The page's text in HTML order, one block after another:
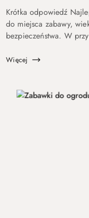
Krótka odpowiedź
do miejsca zabawy,
bezpieczeństwa. W
zasady, trwałość, ł...
Więcej